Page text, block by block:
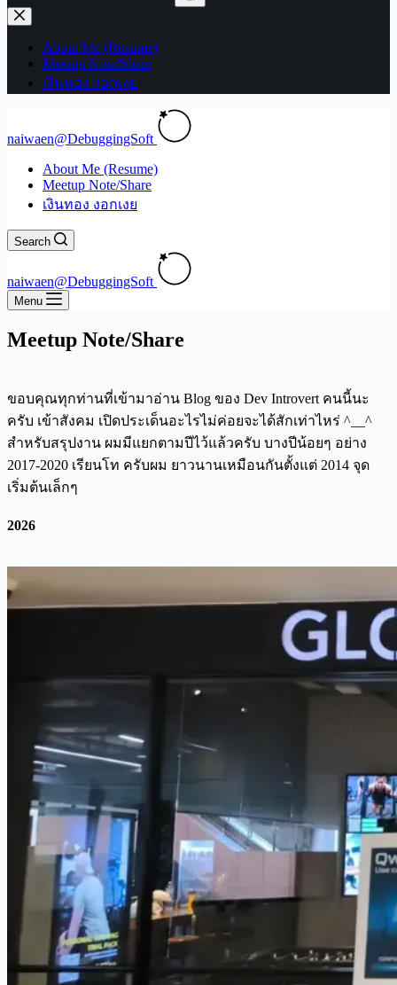
No
results
About Me (Resume)
Meetup Note/Share
เงินทอง งอกเงย
naiwaen@DebuggingSoft
About Me (Resume)
Meetup Note/Share
เงินทอง งอกเงย
Search
naiwaen@DebuggingSoft
Menu
Meetup Note/Share
ขอบคุณทุกท่านที่เข้ามาอ่าน Blog ของ Dev Introvert คนนี้นะ
ครับ เข้าสังคม เปิดประเด็นอะไรไม่ค่อยจะได้สักเท่าไหร่ ^__^
สำหรับสรุปงาน ผมมีแยกตามปีไว้แล้วครับ บางปีน้อยๆ อย่าง
2017-2020 เรียนโท ครับผม ยาวนานเหมือนกันตั้งแต่ 2014 จุด
เริ่มต้นเล็กๆ
2026